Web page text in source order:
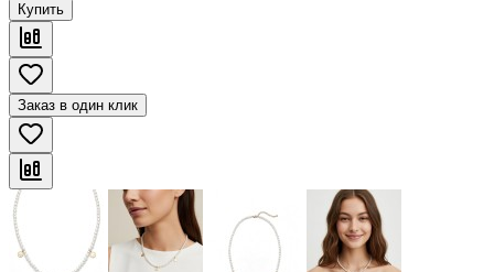
Купить
Заказ в один клик